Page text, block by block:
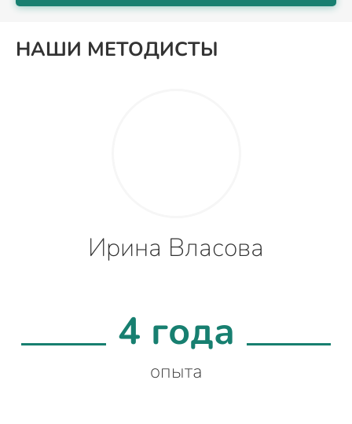
НАШИ МЕТОДИСТЫ
Ирина Власова
4 года
опыта